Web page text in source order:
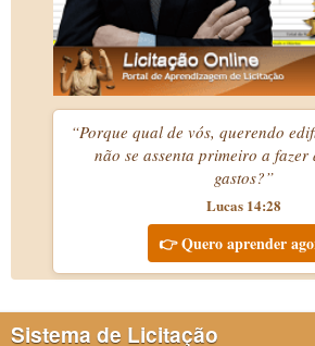
“Porque qual de vós, querendo
não se assenta primeiro a fazer
gastos?”
Lucas 14:28
👉 Quero aprender
Sistema de Licitação